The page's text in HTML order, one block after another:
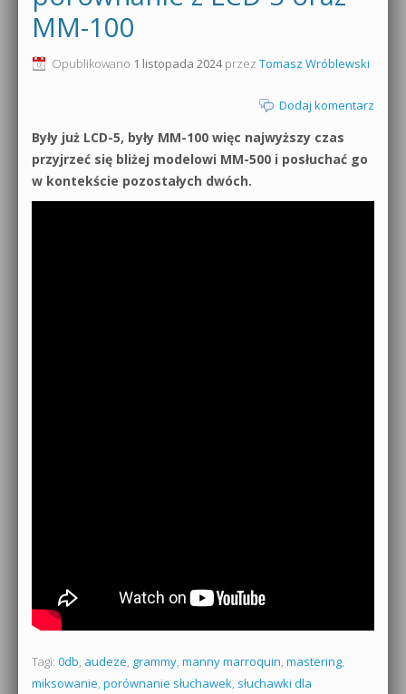
Produkcja muzyczna od podstaw
Dubstep z syntezatorem Massive
Kontakt 5 Kompendium
0dB.pl - informacje
Newsletter
Archiwum aktualności
Polityka prywatności
MM-100
Opublikowano 1 listopada 2024przez Tomasz Wróblewski
Dodaj komentarz
Były już LCD-5, były MM-100 więc najwyższy czas
przyjrzeć się bliżej modelowi MM-500 i posłuchać go
w kontekście pozostałych dwóch.
Tagi: 0db, audeze, grammy, manny marroquin, mastering,
miksowanie, porównanie słuchawek, słuchawki dla